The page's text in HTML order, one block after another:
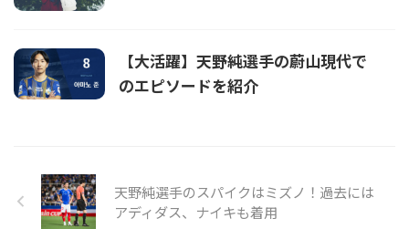
【大活躍】天野純選手の蔚山現代で
のエピソードを紹介
天野純選手のスパイクはミズノ！過去には
アディダス、ナイキも着用